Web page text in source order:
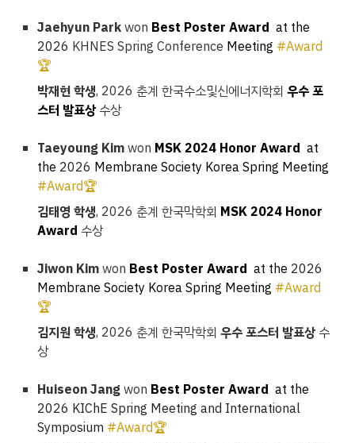
Jaehyun Parkwon Best Poster Award at the
2026 KHNES Spring Conference Meeting #Award
🏆
박재현학생, 2026 춘계 한국수소및신에너지학회 우수 포
스터 발표상수상
Taeyoung Kimwon MSK 2024 Honor Award at
the 2026 Membrane Society Korea Spring Meeting
#Award🏆
김태영 학생, 2026 춘계 한국막학회 MSK 2024 Honor
Award 수상
Jiwon Kimwon Best Poster Award at the 2026
Membrane Society Korea Spring Meeting #Award
🏆
김지원학생, 2026 춘계 한국막학회 우수 포스터 발표상 수
상
Huiseon Jangwon Best Poster Award at the
2026 KIChE Spring Meeting and International
Symposium #Award🏆